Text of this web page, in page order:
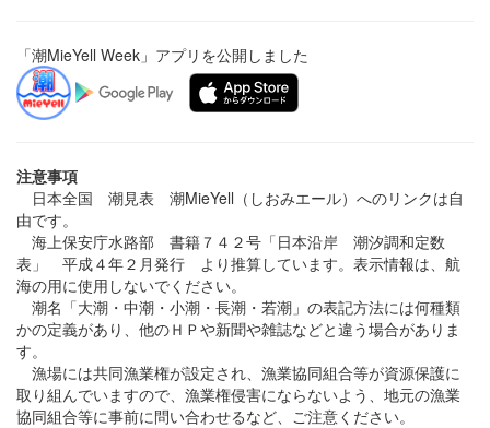
「潮MieYell Week」アプリを公開しました
注意事項
日本全国 潮見表 潮MieYell（しおみエール）へのリンクは自
由です。
海上保安庁水路部 書籍７４２号「日本沿岸 潮汐調和定数
表」 平成４年２月発行 より推算しています。表示情報は、航
海の用に使用しないでください。
潮名「大潮・中潮・小潮・長潮・若潮」の表記方法には何種類
かの定義があり、他のＨＰや新聞や雑誌などと違う場合がありま
す。
漁場には共同漁業権が設定され、漁業協同組合等が資源保護に
取り組んでいますので、漁業権侵害にならないよう、地元の漁業
協同組合等に事前に問い合わせるなど、ご注意ください。